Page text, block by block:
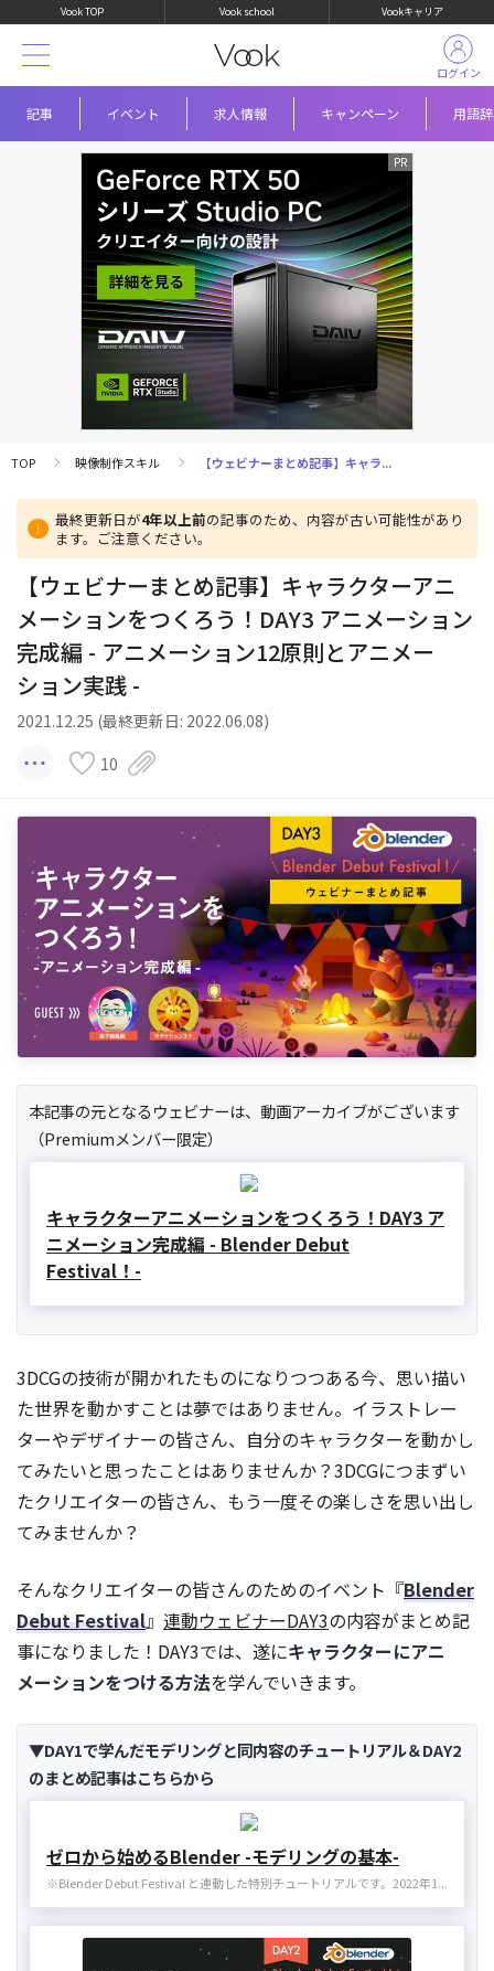
Vook TOP Vook school Vookキャリア
記事 イベント 求人情報 キャンペーン 用語
ログイン
TOP 映像制作スキル 【ウェビナーまとめ記事】キャラ...
最終更新日が4年以上前の記事のため、内容が古い可能性があり
ます。ご注意ください。
【ウェビナーまとめ記事】キャラクターアニ
メーションをつくろう！DAY3 アニメーション
完成編 - アニメーション12原則とアニメー
ション実践 -
2021.12.25 (最終更新日: 2022.06.08)
10
本記事の元となるウェビナーは、動画アーカイブがございます
（Premiumメンバー限定）
キャラクターアニメーションをつくろう！DAY3 ア
ニメーション完成編 - Blender Debut
Festival！-
3DCGの技術が開かれたものになりつつある今、思い描い
た世界を動かすことは夢ではありません。イラストレー
ターやデザイナーの皆さん、自分のキャラクターを動かし
てみたいと思ったことはありませんか？3DCGにつまずい
たクリエイターの皆さん、もう一度その楽しさを思い出し
てみませんか？
そんなクリエイターの皆さんのためのイベント『Blender
Debut Festival』 連動ウェビナーDAY3の内容がまとめ記
事になりました！DAY3では、遂にキャラクターにアニ
メーションをつける方法を学んでいきます。
▼DAY1で学んだモデリングと同内容のチュートリアル＆DAY2
のまとめ記事はこちらから
ゼロから始めるBlender -モデリングの基本-
※Blender Debut Festival と連動した特別チュートリアルです。2022年1...